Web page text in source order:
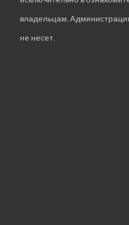
владельцам.
не несет.